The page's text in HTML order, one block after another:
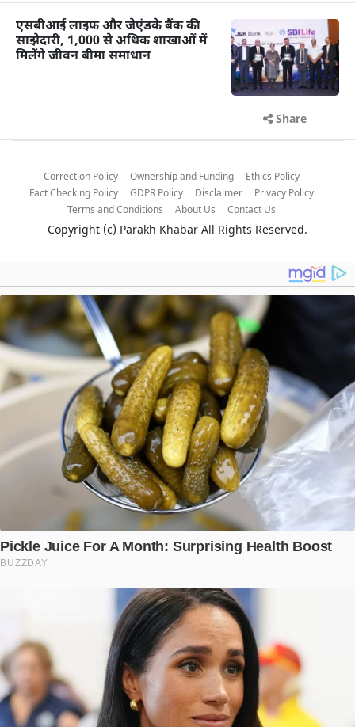
एसबीआई लाइफ और जेएंडके बैंक की
साझेदारी, 1,000 से अधिक शाखाओं में
मिलेंगे जीवन बीमा समाधान
Share
Correction Policy Ownership and Funding
Ethics Policy
Fact Checking Policy
GDPR Policy Disclaimer
Privacy Policy
Terms and Conditions
About Us Contact Us
Copyright (c) Parakh Khabar All Rights Reserved.